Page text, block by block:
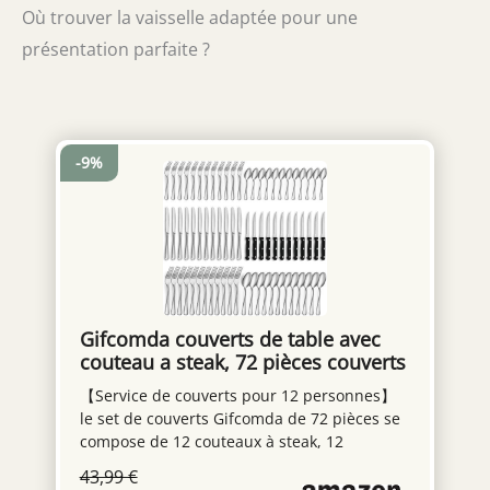
Où trouver la vaisselle adaptée pour une
présentation parfaite ?
Gifcomda couverts de table avec
couteau a steak, 72 pièces couverts
pour 12 personnes, couvert en
argent comprenant cuillère,
couteau, fourchette, lave-vaisselle
【Service de couverts pour 12 personnes】
le set de couverts Gifcomda de 72 pièces se
compose de 12 couteaux à steak, 12
43,99 €
-9%